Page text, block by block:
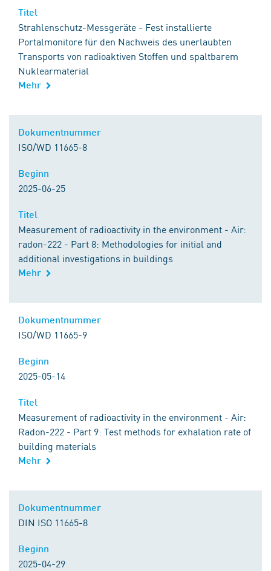
Titel
Strahlenschutz-Messgeräte - Fest installierte
Portalmonitore für den Nachweis des unerlaubten
Transports von radioaktiven Stoffen und spaltbarem
Nuklearmaterial
Mehr
Dokumentnummer
ISO/WD 11665-8
Beginn
2025-06-25
Titel
Measurement of radioactivity in the environment - Air:
radon-222 - Part 8: Methodologies for initial and
additional investigations in buildings
Mehr
Dokumentnummer
ISO/WD 11665-9
Beginn
2025-05-14
Titel
Measurement of radioactivity in the environment - Air:
Radon-222 - Part 9: Test methods for exhalation rate of
building materials
Mehr
Dokumentnummer
DIN ISO 11665-8
Beginn
2025-04-29